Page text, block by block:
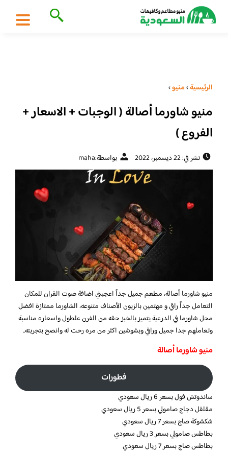
الرئيسية›منيو›
منيو شاورما أصالة ( الوجبات + الاسعار +
الفروع )
نشر في: 22 ديسمبر، 2022 بواسطة:maha
منيو شاورما أصالة،مطعم جميل جداً اعجبني اضافة صوت القران للمكان
التعامل جداً راقي و مهتمين بالزبون الأصناف متنوعه، الشاورما ممتازة افضل
محل شاورما في الدرعية يتميز بالخبز حقه من الفرن علطول واسعاره مناسبة
وتعاملهم جدا جميل وراقي وبشوشين اكثر من مره رحت له وانصح بتجربته..
منيو شاورما أصالة
فطورات
ساندوتش فول بسعر 6 ريال سعودي
مقلقل دجاج صامولي بسعر 5 ريال سعودي
شكشوكة صاج بسعر 7 ريال سعودي
بطاطس صامولي بسعر 3 ريال سعودي
بطاطس صاج بسعر 7 ريال سعودي